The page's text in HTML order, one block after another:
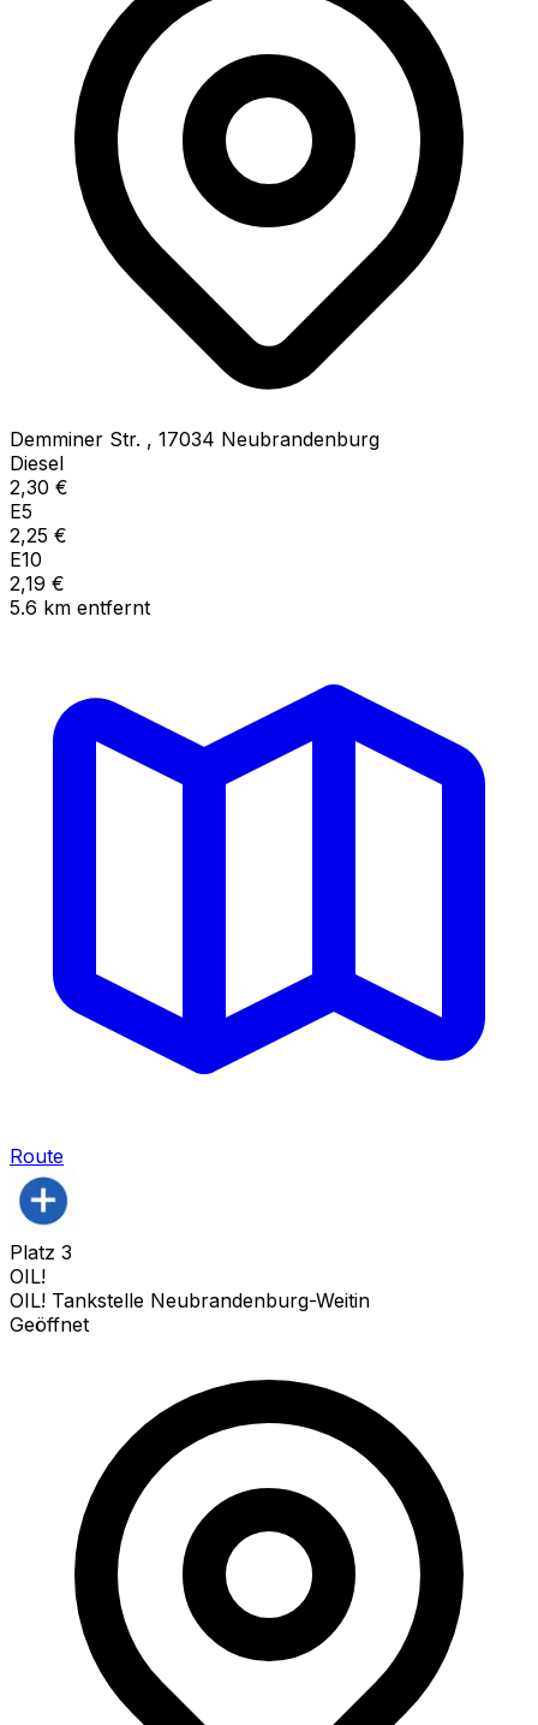
Demminer Str. , 17034 Neubrandenburg
Diesel
2,30 €
E5
2,25 €
E10
2,19 €
5.6 km entfernt
Route
Platz 3
OIL!
OIL! Tankstelle Neubrandenburg-Weitin
Geöffnet